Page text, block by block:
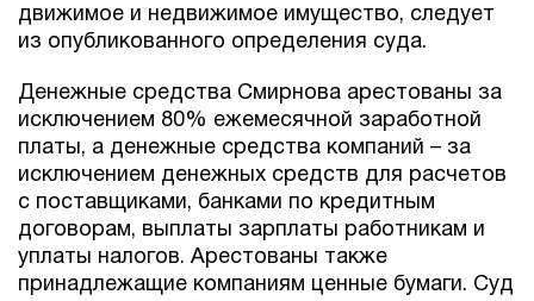
движимое и недвижимое имущество, следует
из опубликованного определения суда.
Денежные средства Смирнова арестованы за
исключением 80% ежемесячной заработной
платы, а денежные средства компаний – за
исключением денежных средств для расчетов
с поставщиками, банками по кредитным
договорам, выплаты зарплаты работникам и
уплаты налогов. Арестованы также
принадлежащие компаниям ценные бумаги. Суд